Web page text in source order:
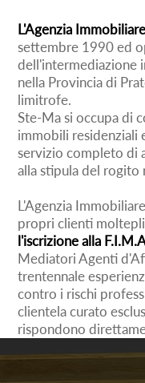
L'Agenzia
settembre 1990 ed
dell'intermediazione
nella Provincia di
limitrofe.
Ste-Ma si occupa di
immobili residenziali
servizio completo di
alla stipula del rogito
L'Agenzia
propri clienti
l'iscrizione alla
Mediatori Agenti
trentennale
contro i rischi
clientela curato
rispondono